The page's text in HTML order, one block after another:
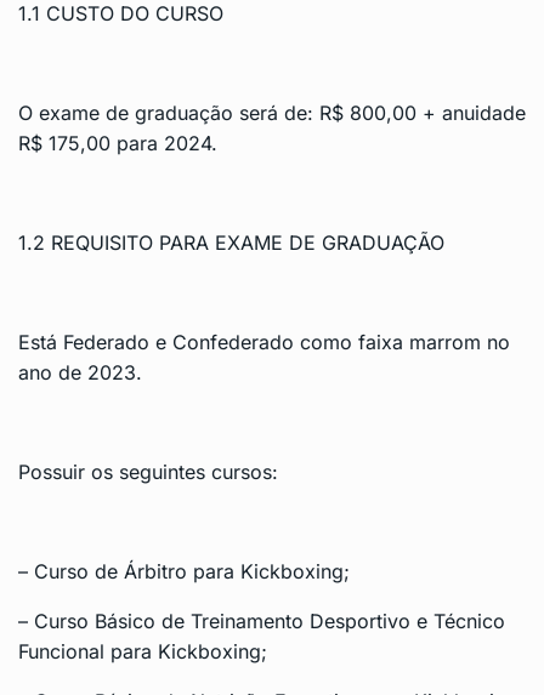
1.1 CUSTO DO CURSO
O exame de graduação será de: R$ 800,00 + anuidade
R$ 175,00 para 2024.
1.2 REQUISITO PARA EXAME DE GRADUAÇÃO
Está Federado e Confederado como faixa marrom no
ano de 2023.
Possuir os seguintes cursos:
– Curso de Árbitro para Kickboxing;
– Curso Básico de Treinamento Desportivo e Técnico
Funcional para Kickboxing;